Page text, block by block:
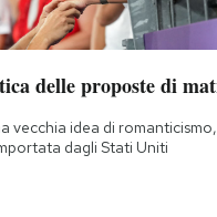
delle proposte di
vecchia idea di
dagli Stati Uniti